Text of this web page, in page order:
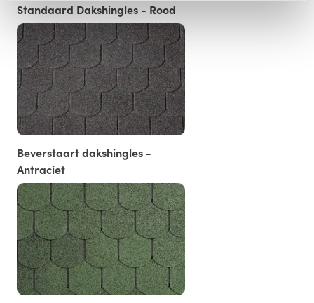
Standaard Dakshingles - Rood
Beverstaart dakshingles -
Antraciet